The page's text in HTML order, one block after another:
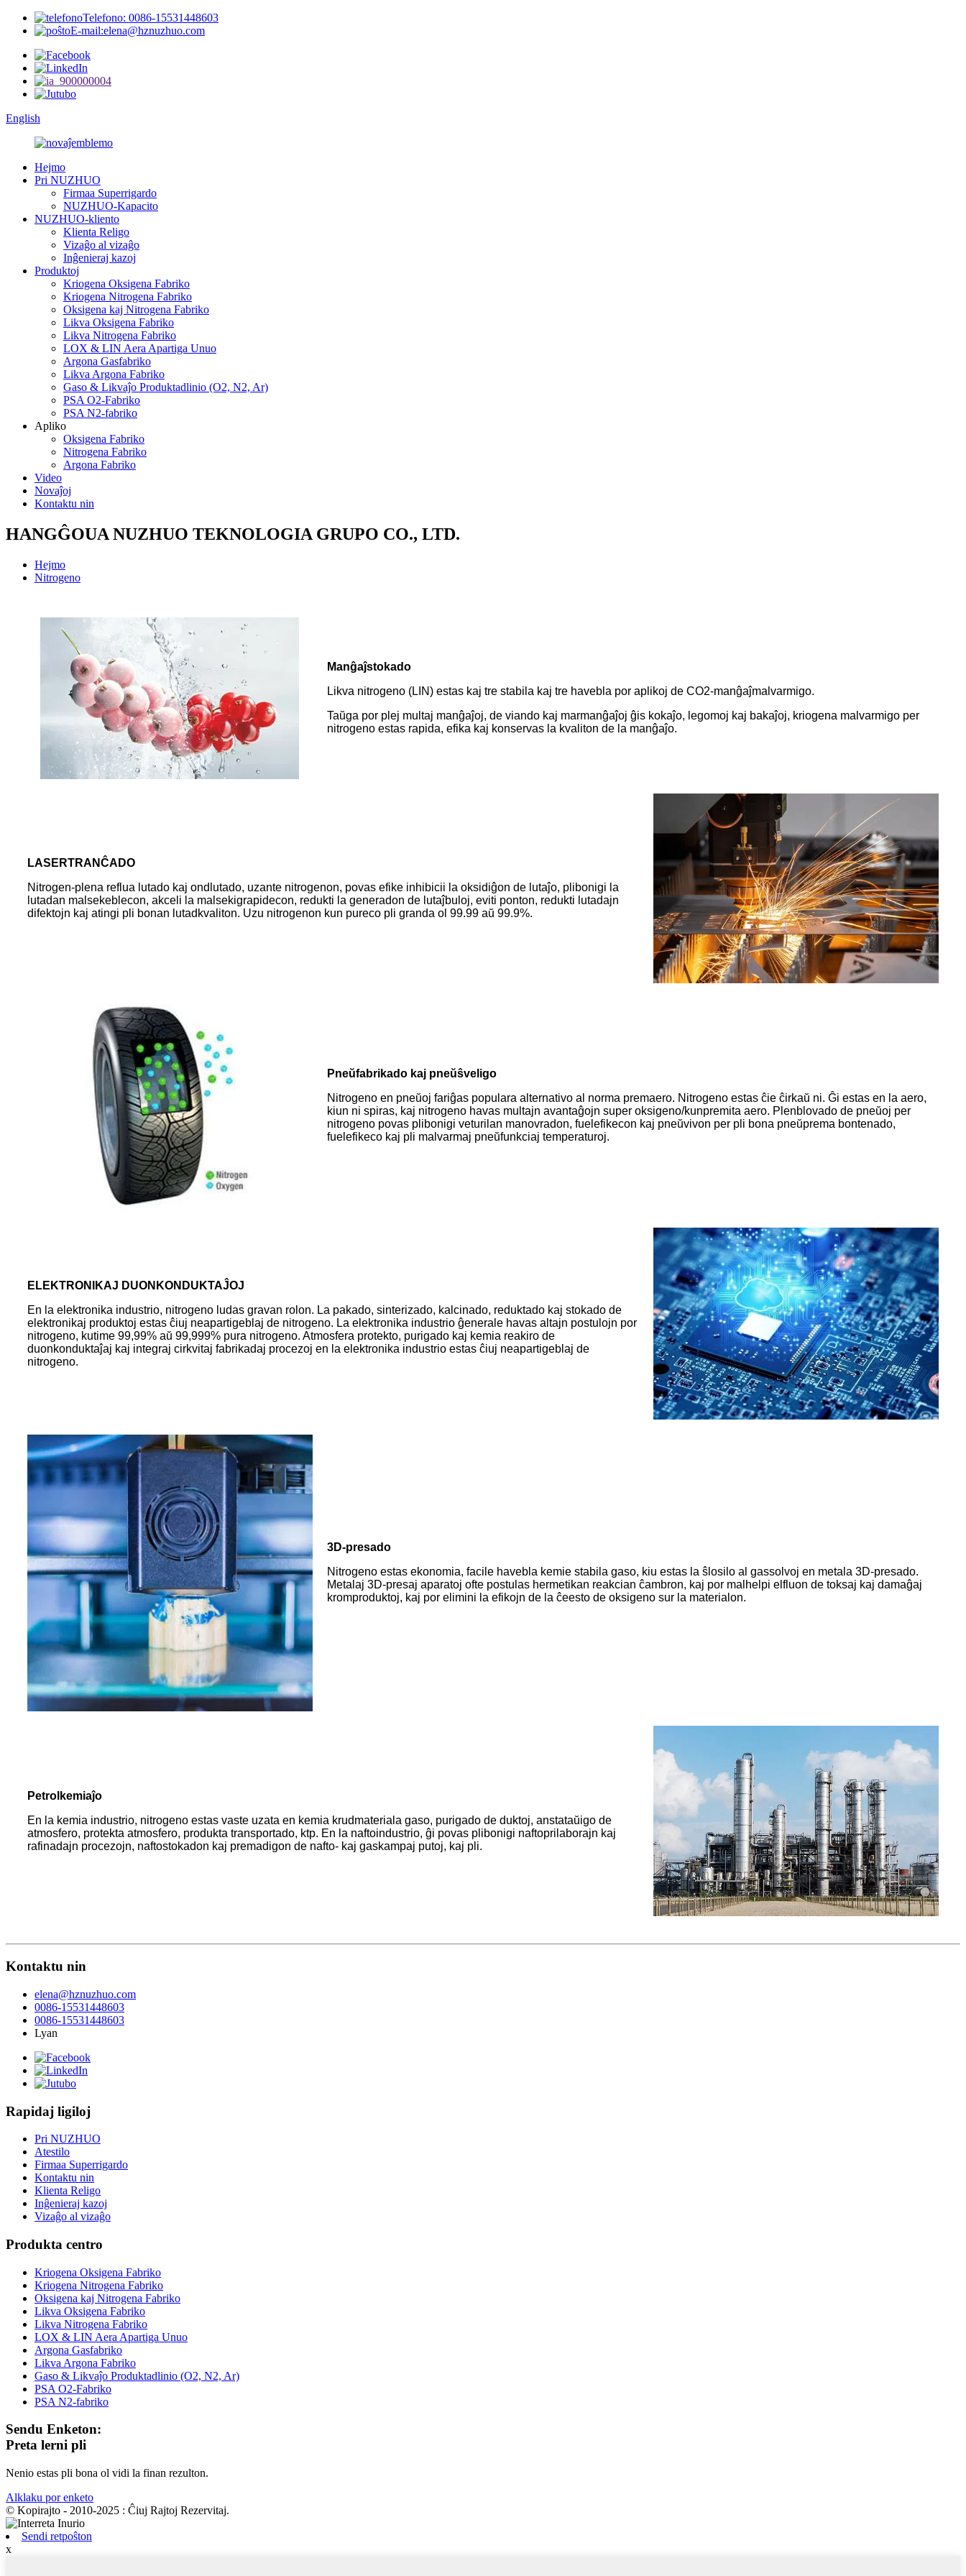
Telefono: 0086-15531448603
E-mail:elena@hznuzhuo.com
English
Hejmo
Pri NUZHUO
Firmaa Superrigardo
NUZHUO-Kapacito
NUZHUO-kliento
Klienta Religo
Vizaĝo al vizaĝo
Inĝenieraj kazoj
Produktoj
Kriogena Oksigena Fabriko
Kriogena Nitrogena Fabriko
Oksigena kaj Nitrogena Fabriko
Likva Oksigena Fabriko
Likva Nitrogena Fabriko
LOX & LIN Aera Apartiga Unuo
Argona Gasfabriko
Likva Argona Fabriko
Gaso & Likvaĵo Produktadlinio (O2, N2, Ar)
PSA O2-Fabriko
PSA N2-fabriko
Apliko
Oksigena Fabriko
Nitrogena Fabriko
Argona Fabriko
Video
Novaĵoj
Kontaktu nin
HANGĜOUA NUZHUO TEKNOLOGIA GRUPO CO., LTD.
Hejmo
Nitrogeno
Manĝaĵstokado
Likva nitrogeno (LIN) estas kaj tre stabila kaj tre havebla por aplikoj de CO2-manĝaĵmalvarmigo.
Taŭga por plej multaj manĝaĵoj, de viando kaj marmanĝaĵoj ĝis kokaĵo, legomoj kaj bakaĵoj, kriogena malvarmigo per
nitrogeno estas rapida, efika kaj konservas la kvaliton de la manĝaĵo.
LASERTRANĈADO
Nitrogen-plena reflua lutado kaj ondlutado, uzante nitrogenon, povas efike inhibicii la oksidiĝon de lutaĵo, plibonigi la
lutadan malsekeblecon, akceli la malsekigrapidecon, redukti la generadon de lutaĵbuloj, eviti ponton, redukti lutadajn
difektojn kaj atingi pli bonan lutadkvaliton. Uzu nitrogenon kun pureco pli granda ol 99.99 aŭ 99.9%.
Pneŭfabrikado kaj pneŭŝveligo
Nitrogeno en pneŭoj fariĝas populara alternativo al norma premaero. Nitrogeno estas ĉie ĉirkaŭ ni. Ĝi estas en la aero,
kiun ni spiras, kaj nitrogeno havas multajn avantaĝojn super oksigeno/kunpremita aero. Plenblovado de pneŭoj per
nitrogeno povas plibonigi veturilan manovradon, fuelefikecon kaj pneŭvivon per pli bona pneŭprema bontenado,
fuelefikeco kaj pli malvarmaj pneŭfunkciaj temperaturoj.
ELEKTRONIKAJ DUONKONDUKTAĴOJ
En la elektronika industrio, nitrogeno ludas gravan rolon. La pakado, sinterizado, kalcinado, reduktado kaj stokado de
elektronikaj produktoj estas ĉiuj neapartigeblaj de nitrogeno. La elektronika industrio ĝenerale havas altajn postulojn por
nitrogeno, kutime 99,99% aŭ 99,999% pura nitrogeno. Atmosfera protekto, purigado kaj kemia reakiro de
duonkonduktaĵaj kaj integraj cirkvitaj fabrikadaj procezoj en la elektronika industrio estas ĉiuj neapartigeblaj de
nitrogeno.
3D-presado
Nitrogeno estas ekonomia, facile havebla kemie stabila gaso, kiu estas la ŝlosilo al gassolvoj en metala 3D-presado.
Metalaj 3D-presaj aparatoj ofte postulas hermetikan reakcian ĉambron, kaj por malhelpi elfluon de toksaj kaj damaĝaj
kromproduktoj, kaj por elimini la efikojn de la ĉeesto de oksigeno sur la materialon.
Petrolkemiaĵo
En la kemia industrio, nitrogeno estas vaste uzata en kemia krudmateriala gaso, purigado de duktoj, anstataŭigo de
atmosfero, protekta atmosfero, produkta transportado, ktp. En la naftoindustrio, ĝi povas plibonigi naftoprilaborajn kaj
rafinadajn procezojn, naftostokadon kaj premadigon de nafto- kaj gaskampaj putoj, kaj pli.
Kontaktu nin
elena@hznuzhuo.com
0086-15531448603
0086-15531448603
Lyan
Rapidaj ligiloj
Pri NUZHUO
Atestilo
Firmaa Superrigardo
Kontaktu nin
Klienta Religo
Inĝenieraj kazoj
Vizaĝo al vizaĝo
Produkta centro
Kriogena Oksigena Fabriko
Kriogena Nitrogena Fabriko
Oksigena kaj Nitrogena Fabriko
Likva Oksigena Fabriko
Likva Nitrogena Fabriko
LOX & LIN Aera Apartiga Unuo
Argona Gasfabriko
Likva Argona Fabriko
Gaso & Likvaĵo Produktadlinio (O2, N2, Ar)
PSA O2-Fabriko
PSA N2-fabriko
Sendu Enketon:
Preta lerni pli
Nenio estas pli bona ol vidi la finan rezulton.
Alklaku por enketo
© Kopirajto - 2010-2025 : Ĉiuj Rajtoj Rezervitaj.
Sendi retpoŝton
x